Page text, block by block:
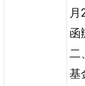
函
二
基